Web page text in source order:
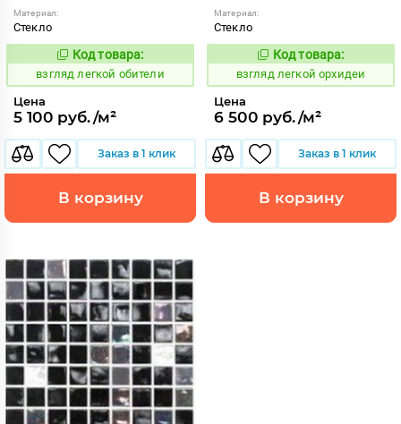
Материал:
Стекло
130562
Код товара:
взгляд легкой обители
Цена
5 100 руб./м²
Заказ в 1 клик
В корзину
Материал:
Стекло
130564
Код товара:
взгляд легкой орхидеи
Цена
6 500 руб./м²
Заказ в 1 клик
В корзину